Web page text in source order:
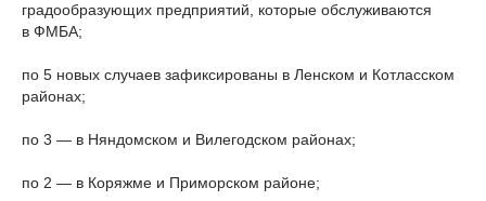
градообразующих предприятий, которые обслуживаются
в ФМБА;
по 5 новых случаев зафиксированы в Ленском и Котласском
районах;
по 3 — в Няндомском и Вилегодском районах;
по 2 — в Коряжме и Приморском районе;